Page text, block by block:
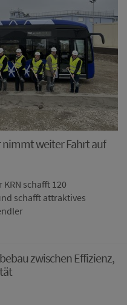
weiter Fahrt auf
schafft 120
schafft attraktives
zwischen Effizienz,